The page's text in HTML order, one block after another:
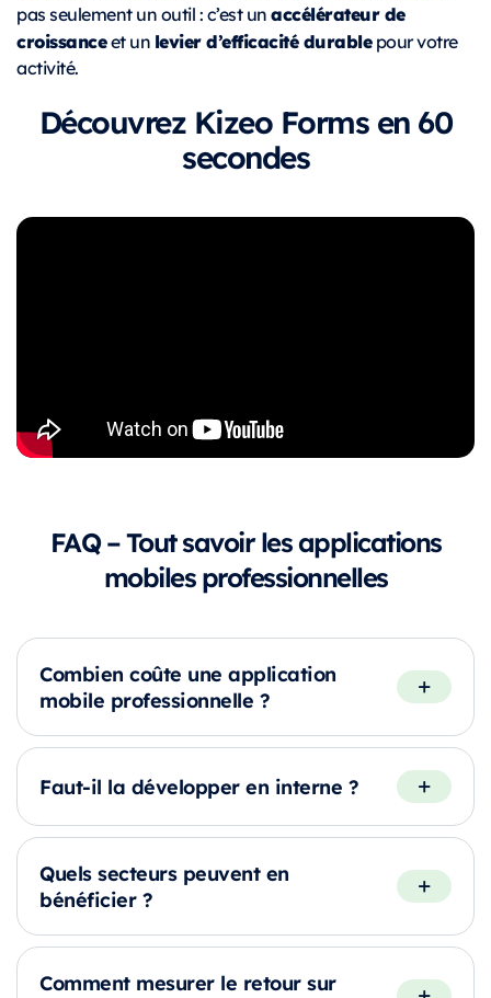
pas seulement un outil : c’est unaccélérateur de
croissanceet un levier d’efficacité durablepour votre
activité.
Découvrez Kizeo Forms en 60
secondes
FAQ – Tout savoir les applications
mobiles professionnelles
Combien coûte une application
mobile professionnelle ?
Faut-il la développer en interne ?
Quels secteurs peuvent en
bénéficier ?
Comment mesurer le retour sur